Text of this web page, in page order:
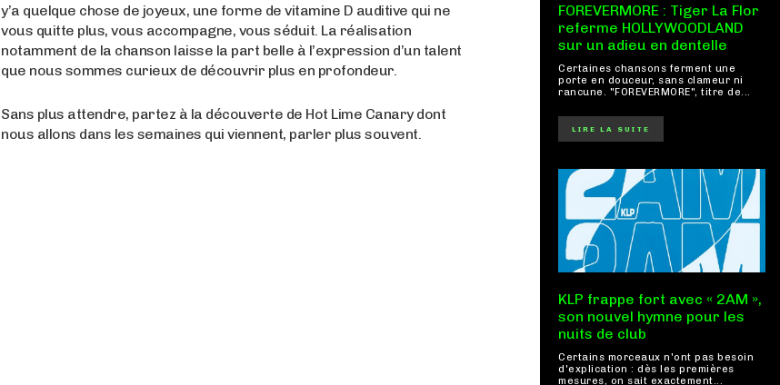
y’a quelque chose de joyeux, une forme de vitamine D auditive qui ne
vous quitte plus, vous accompagne, vous séduit. La réalisation
notamment de la chanson laisse la part belle à l’expression d’un talent
que nous sommes curieux de découvrir plus en profondeur.
Sans plus attendre, partez à la découverte de Hot Lime Canary dont
nous allons dans les semaines qui viennent, parler plus souvent.
FOREVERMORE : Tiger La Flor
referme HOLLYWOODLAND
sur un adieu en dentelle
Certaines chansons ferment une
porte en douceur, sans clameur ni
rancune. "FOREVERMORE", titre de...
LIRE LA SUITE
KLP frappe fort avec « 2AM »,
son nouvel hymne pour les
nuits de club
Certains morceaux n'ont pas besoin
d'explication : dès les premières
mesures, on sait exactement...